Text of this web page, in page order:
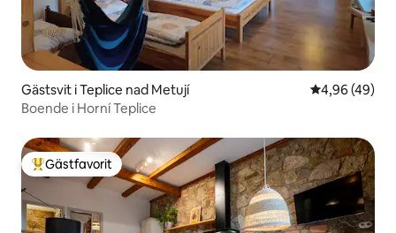
Gästsvit i Teplice nad Metují 4,96 av 5 i
4,96 (49)
Boende i Horní Teplice
Populär gästfavorit
Gästfavorit